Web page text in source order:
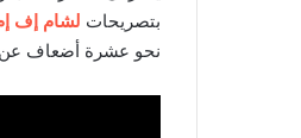
بتصريحات لشام إف
نحو عشرة أضعاف عن